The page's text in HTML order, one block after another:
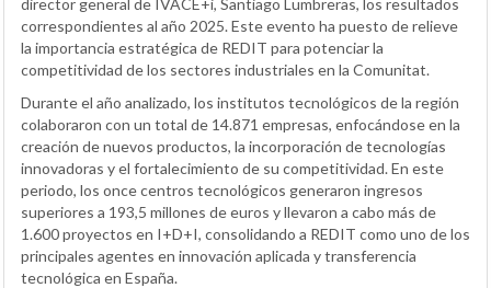
correspondientes al año 2025. Este evento ha puesto de relieve
la importancia estratégica de REDIT para potenciar la
competitividad de los sectores industriales en la Comunitat.
Durante el año analizado, los institutos tecnológicos de la región
colaboraron con un total de 14.871 empresas, enfocándose en la
creación de nuevos productos, la incorporación de tecnologías
innovadoras y el fortalecimiento de su competitividad. En este
periodo, los once centros tecnológicos generaron ingresos
superiores a 193,5 millones de euros y llevaron a cabo más de
1.600 proyectos en I+D+I, consolidando a REDIT como uno de los
principales agentes en innovación aplicada y transferencia
tecnológica en España.